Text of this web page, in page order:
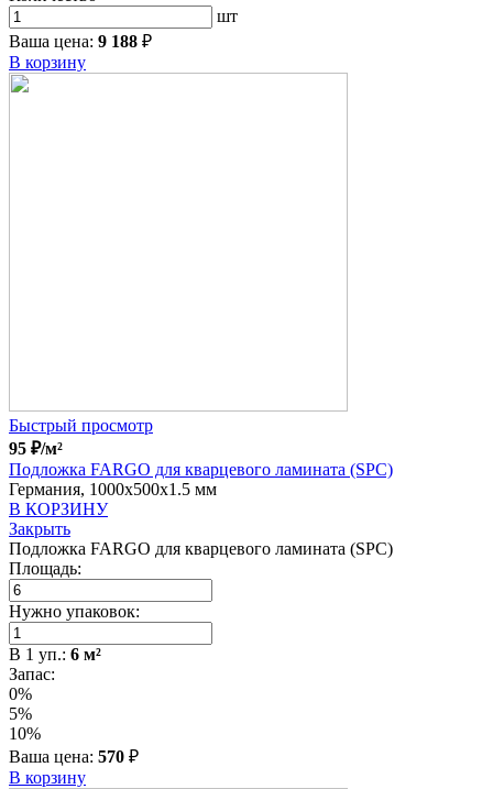
шт
Ваша цена: 9 188 ₽
В корзину
Быстрый просмотр
95 ₽/м²
Подложка FARGO для кварцевого ламината (SPC)
Германия, 1000x500x1.5 мм
В КОРЗИНУ
Закрыть
Подложка FARGO для кварцевого ламината (SPC)
Площадь:
Нужно упаковок:
В 1 уп.: 6 м²
Запас:
0%
5%
10%
Ваша цена: 570 ₽
В корзину